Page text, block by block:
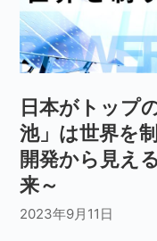
日本がトップ
池」は世界を
開発から見え
来～
2023年9月11日